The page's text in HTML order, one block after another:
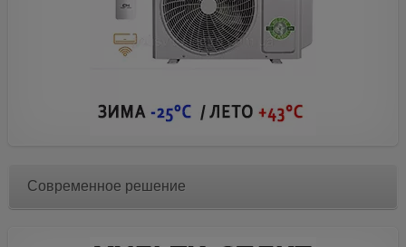
Современное решение